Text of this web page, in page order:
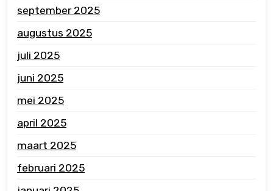
september 2025
augustus 2025
juli 2025
juni 2025
mei 2025
april 2025
maart 2025
februari 2025